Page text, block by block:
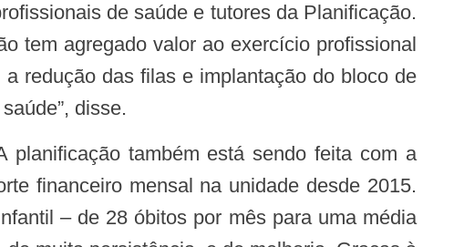
tem agregado valor ao exercício profissional
redução das filas e implantação do bloco de
disse.
financeiro mensal na unidade desde 2015.
– de 28 óbitos por mês para uma média